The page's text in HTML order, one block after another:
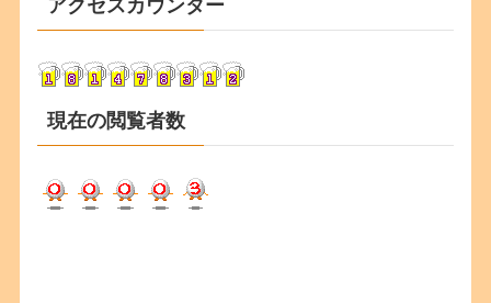
イ
アクセスカウンター
現在の閲覧者数